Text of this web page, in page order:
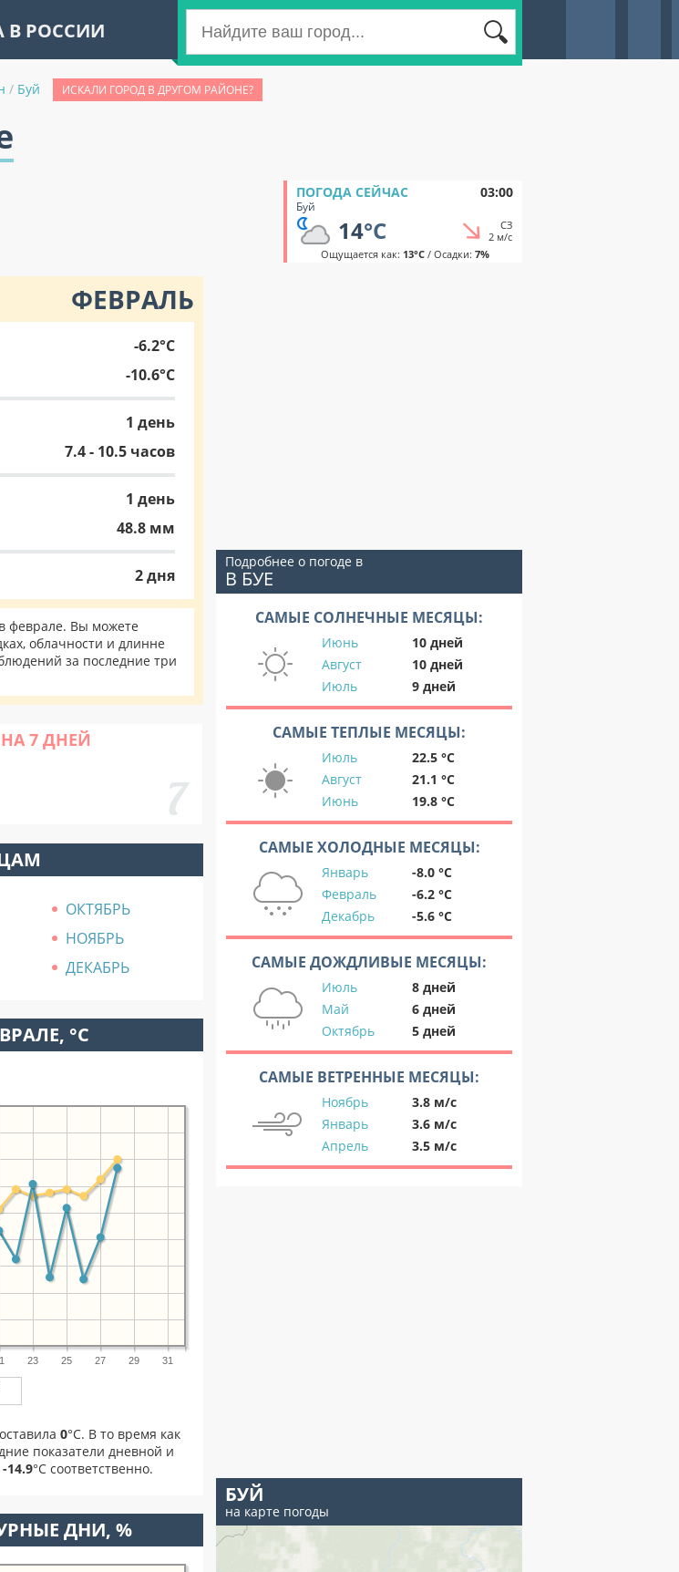
В РОССИИ
/ Буй ИСКАЛИ ГОРОД В ДРУГОМ РАЙОНЕ?
ПОГОДА СЕЙЧАС 03:00
Буй
14°C
СЗ
2 м/с
Ощущается как: 13°C/ Осадки: 7%
ФЕВРАЛЬ
-6.2°C
-10.6°C
1 день
7.4 - 10.5 часов
1 день
48.8 мм
2 дня
феврале. Вы можете
облачности и длинне
за последние три
7 ДНЕЙ
ОКТЯБРЬ
НОЯБРЬ
ДЕКАБРЬ
°C
23 25 27 29 31
0°С. В то время как
показатели дневной и
-14.9°С соответственно.
ДНИ, %
Подробнее о погоде в
В БУЕ
САМЫЕ СОЛНЕЧНЫЕ МЕСЯЦЫ:
Июнь
10 дней
Август
10 дней
Июль
9 дней
САМЫЕ ТЕПЛЫЕ МЕСЯЦЫ:
Июль
22.5 °C
Август
21.1 °C
Июнь
19.8 °C
САМЫЕ ХОЛОДНЫЕ МЕСЯЦЫ:
Январь
-8.0 °C
Февраль
-6.2 °C
Декабрь
-5.6 °C
САМЫЕ ДОЖДЛИВЫЕ МЕСЯЦЫ:
Июль
8 дней
Май
6 дней
Октябрь
5 дней
САМЫЕ ВЕТРЕННЫЕ МЕСЯЦЫ:
Ноябрь
3.8 м/с
Январь
3.6 м/с
Апрель
3.5 м/с
БУЙ
на карте погоды